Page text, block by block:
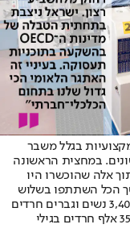
בגלל משבר
בקורסים השונים. במחצית הראשונה
הוכשרו. כמה מתוך אלה שהוכשרו היו
הכל השתתפו בשלוש
השנים וחצי שבין ראשית 2019 לאמצע 2022 כ־3,400 נשים וגברים חרדים
בהכשרות מקצועיות במימון המדינה, מתוך כ־350 אלף חרדים בגילי